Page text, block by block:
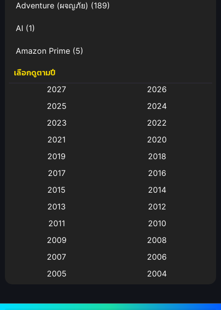
Adventure (ผจญภัย) (189)
AI (1)
Amazon Prime (5)
Anal (ประตูหลัง)
Animation การ์ตูน
Animation อนิเมะ
Animation แอนิเมชัน
(9)
Big tits (นมใหญ่)
Bitch (ผู้หญิงร่าน)
เลือกดูตามปี
2027
2026
2025
2024
2023
2022
2021
2020
2019
2018
2017
2016
2015
2014
2013
2012
2011
2010
2009
2008
2007
2006
2005
2004